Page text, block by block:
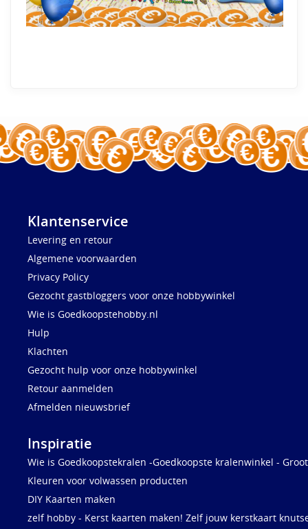
Klantenservice
Levering en retour
Algemene voorwaarden
Privacy Policy
Gezocht gastbloggers voor onze hobbywinkel
Wie is Goedkoopstehobby.nl
Hulp
Klachten
Gezocht hulp voor onze hobbywinkel
Retour aanmelden
Afmelden nieuwsbrief
Inspiratie
Wie is Goedkoopstekralen -Goedkoopste kralenwinkel -
Kleuren voor volwassen producten
DIY Kaarten maken
zelf hobby - Kerst kaarten maken! Zelf jouw kerstkaart